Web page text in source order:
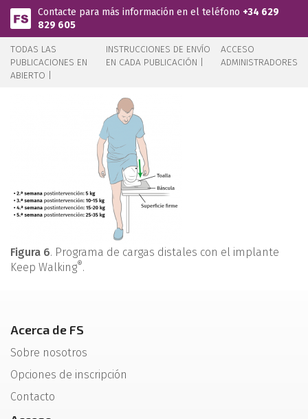
Pasar al contenido principal
Contacte para más información en el teléfono +34 629
829 605
TODAS LAS
PUBLICACIONES EN
ABIERTO |
INSTRUCCIONES DE ENVÍO
EN CADA PUBLICACIÓN |
ACCESO
ADMINISTRADORES
Figura 6. Programa de cargas distales con el implante
Keep Walking®.
Acerca de FS
Sobre nosotros
Opciones de inscripción
Contacto